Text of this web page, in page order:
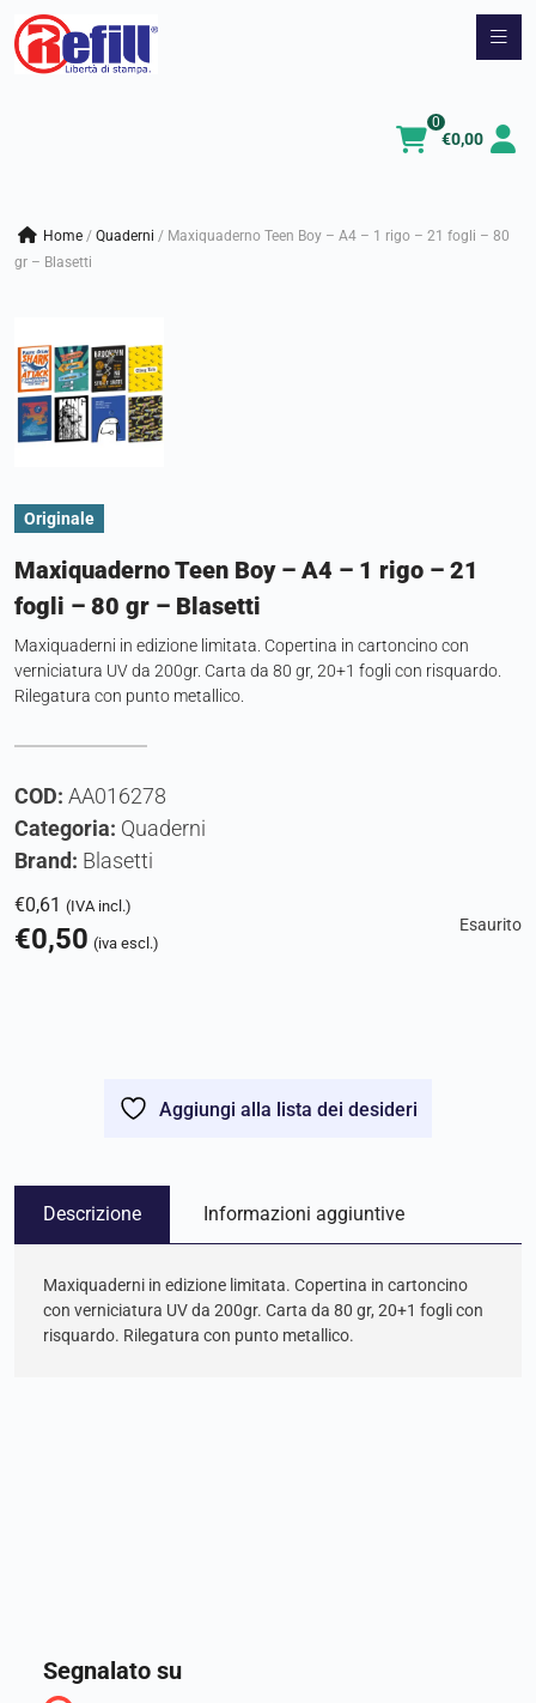
Vai
€0,00
0
Home / quaderni / Maxiquaderno Teen Boy – A4 – 1 rigo – 21 fogli – 80
gr – Blasetti
Originale
Maxiquaderno Teen Boy – A4 – 1 rigo – 21
fogli – 80 gr – Blasetti
Maxiquaderni in edizione limitata. Copertina in cartoncino con
verniciatura UV da 200gr. Carta da 80 gr, 20+1 fogli con risquardo.
Rilegatura con punto metallico.
COD: AA016278
Categoria: Quaderni
Brand: Blasetti
€0,61 (IVA incl.)
€0,50 (iva escl.)
Esaurito
Aggiungi alla lista dei desideri
Descrizione Informazioni aggiuntive
Maxiquaderni in edizione limitata. Copertina in cartoncino
con verniciatura UV da 200gr. Carta da 80 gr, 20+1 fogli con
risquardo. Rilegatura con punto metallico.
Segnalato su